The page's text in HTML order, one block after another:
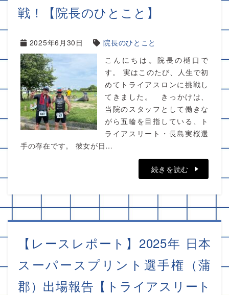
戦！【院長のひとこと】
2025年6月30日
院長のひとこと
こんにちは。院長の樋口で
す。 実はこのたび、人生で初
めてトライアスロンに挑戦し
てきました。 きっかけは、
当院のスタッフとして働きな
がら五輪を目指している、ト
ライアスリート・長島実桜選
手の存在です。 彼女が日…
続きを読む
【レースレポート】2025年 日本
スーパースプリント選手権（蒲
郡）出場報告【トライアスリート